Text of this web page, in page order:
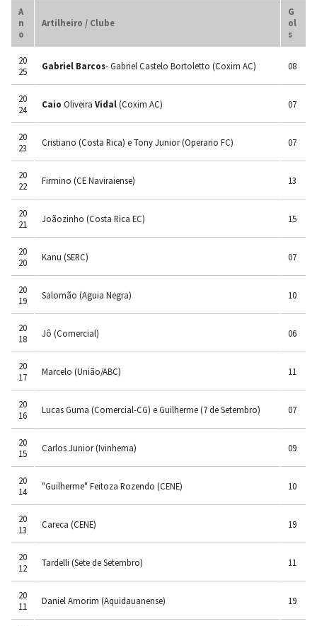
A
n
o
Artilheiro / Clube
G
ol
s
20
25
Gabriel Barcos- Gabriel Castelo Bortoletto (Coxim AC) 08
20
24
Caio Oliveira Vidal(Coxim AC) 07
20
23
Cristiano (Costa Rica) e Tony Junior (Operario FC) 07
20
22
Firmino (CE Naviraiense) 13
20
21
Joãozinho (Costa Rica EC) 15
20
20
Kanu (SERC) 07
20
19
Salomão (Aguia Negra) 10
20
18
Jô (Comercial) 06
20
17
Marcelo (União/ABC) 11
20
16
Lucas Guma (Comercial-CG) e Guilherme (7 de Setembro) 07
20
15
Carlos Junior (Ivinhema) 09
20
14
"Guilherme" Feitoza Rozendo (CENE) 10
20
13
Careca (CENE) 19
20
12
Tardelli (Sete de Setembro) 11
20
11
Daniel Amorim (Aquidauanense) 19